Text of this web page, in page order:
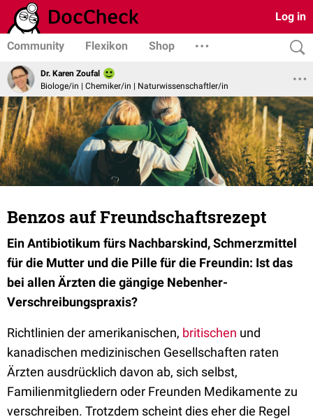
Log in
Community Flexikon Shop
Dr. Karen Zoufal
Biologe/in | Chemiker/in | Naturwissenschaftler/in
Benzos auf Freundschaftsrezept
Ein Antibiotikum fürs Nachbarskind, Schmerzmittel
für die Mutter und die Pille für die Freundin: Ist das
bei allen Ärzten die gängige Nebenher-
Verschreibungspraxis?
Richtlinien der amerikanischen, britischen und
kanadischen medizinischen Gesellschaften raten
Ärzten ausdrücklich davon ab, sich selbst,
Familienmitgliedern oder Freunden Medikamente zu
verschreiben. Trotzdem scheint dies eher die Regel